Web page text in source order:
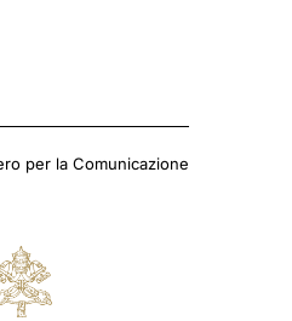
per la Comunicazione